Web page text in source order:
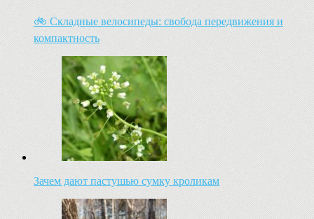
🚲 Складные велосипеды: свобода передвижения и
компактность
Зачем дают пастушью сумку кроликам